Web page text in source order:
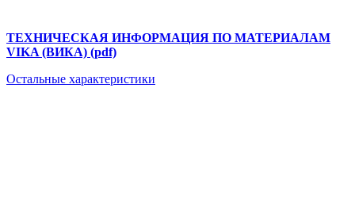
ТЕХНИЧЕСКАЯ ИНФОРМАЦИЯ ПО МАТЕРИАЛАМ
VIKA (ВИКА) (pdf)
Остальные характеристики